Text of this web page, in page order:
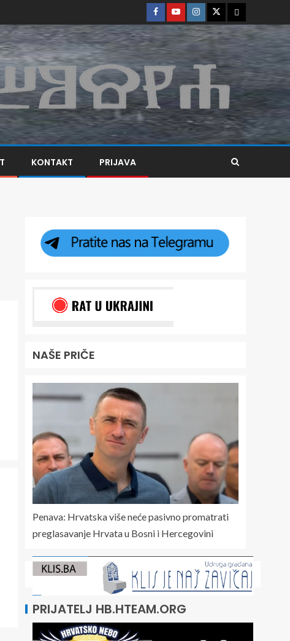
KONTAKT PRIJAVA
NAŠE PRIČE
Penava: Hrvatska više neće pasivno promatrati
preglasavanje Hrvata u Bosni i Hercegovini
PRIJATELJ HB.HTEAM.ORG